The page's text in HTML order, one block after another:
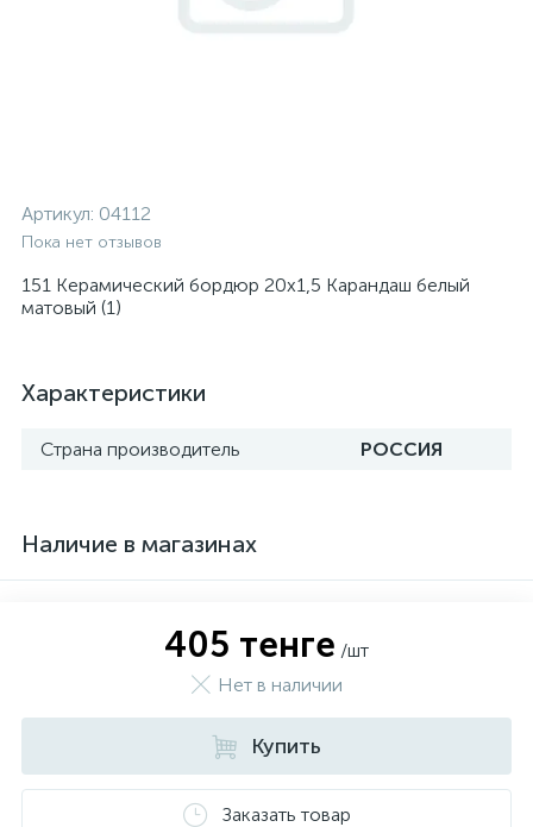
Артикул: 04112
Пока нет отзывов
151 Керамический бордюр 20х1,5 Карандаш белый
матовый (1)
Характеристики
Страна производитель РОССИЯ
Наличие в магазинах
405 тенге /шт
Нет в наличии
Купить
Заказать товар